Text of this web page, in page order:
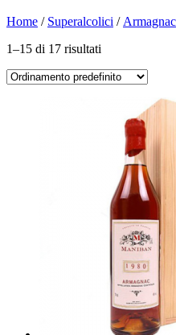
Home / Superalcolici / Armagnac
1–15 di 17 risultati